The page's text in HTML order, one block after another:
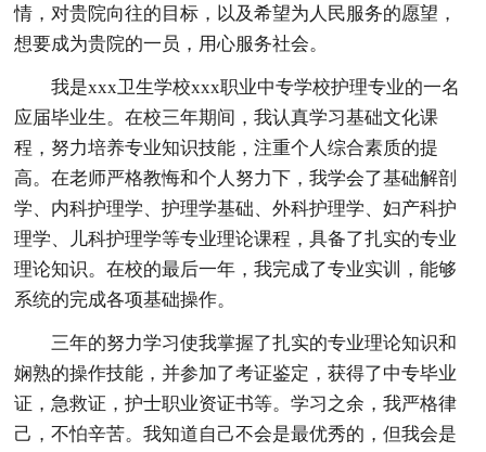
情，对贵院向往的目标，以及希望为人民服务的愿望，
想要成为贵院的一员，用心服务社会。
我是xxx卫生学校xxx职业中专学校护理专业的一名
应届毕业生。在校三年期间，我认真学习基础文化课
程，努力培养专业知识技能，注重个人综合素质的提
高。在老师严格教悔和个人努力下，我学会了基础解剖
学、内科护理学、护理学基础、外科护理学、妇产科护
理学、儿科护理学等专业理论课程，具备了扎实的专业
理论知识。在校的最后一年，我完成了专业实训，能够
系统的完成各项基础操作。
三年的努力学习使我掌握了扎实的专业理论知识和
娴熟的操作技能，并参加了考证鉴定，获得了中专毕业
证，急救证，护士职业资证书等。学习之余，我严格律
己，不怕辛苦。我知道自己不会是最优秀的，但我会是